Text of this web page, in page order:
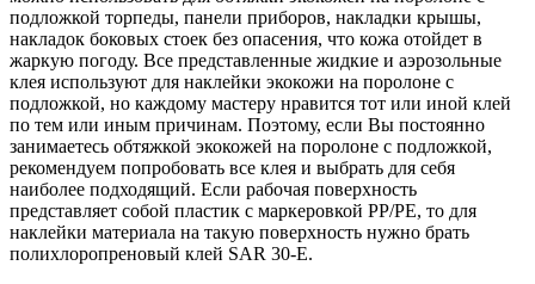
подложкой торпеды, панели приборов, накладки крышы,
накладок боковых стоек без опасения, что кожа отойдет в
жаркую погоду. Все представленные жидкие и аэрозольные
клея используют для наклейки экокожи на поролоне с
подложкой, но каждому мастеру нравится тот или иной клей
по тем или иным причинам. Поэтому, если Вы постоянно
занимаетесь обтяжкой экокожей на поролоне с подложкой,
рекомендуем попробовать все клея и выбрать для себя
наиболее подходящий. Если рабочая поверхность
представляет собой пластик с маркеровкой PP/PE, то для
наклейки материала на такую поверхность нужно брать
полихлоропреновый клей SAR 30-E.